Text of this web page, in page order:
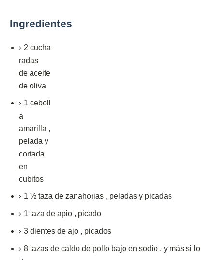
Ingredientes
2 cucha
radas
de aceite
de oliva
1 ceboll
a
amarilla ,
pelada y
cortada
en
cubitos
1 ½ taza de zanahorias , peladas y picadas
1 taza de apio , picado
3 dientes de ajo , picados
8 tazas de caldo de pollo bajo en sodio , y más si lo